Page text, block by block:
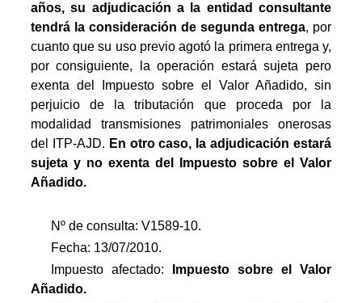
años, su adjudicación a la entidad consultante
tendrá la consideración de segunda entrega, por
cuanto que su uso previo agotó la primera entrega y,
por consiguiente, la operación estará sujeta pero
exenta del Impuesto sobre el Valor Añadido, sin
perjuicio de la tributación que proceda por la
modalidad transmisiones patrimoniales onerosas
del ITP-AJD. En otro caso, la adjudicación estará
sujeta y no exenta del Impuesto sobre el Valor
Añadido.
Nº de consulta: V1589-10.
Fecha: 13/07/2010.
Impuesto afectado:
Impuesto sobre el Valor
Añadido.